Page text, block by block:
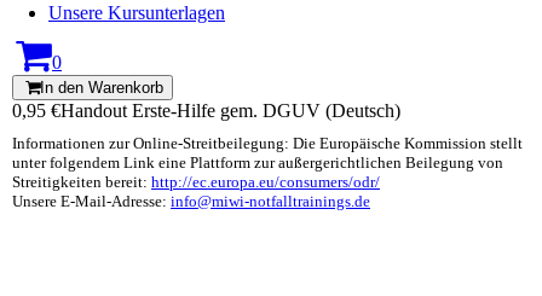
Unsere Kursunterlagen
0
In den Warenkorb
0,95 €Handout Erste-Hilfe gem. DGUV (Deutsch)
Informationen zur Online-Streitbeilegung: Die Europäische Kommission stellt
unter folgendem Link eine Plattform zur außergerichtlichen Beilegung von
Streitigkeiten bereit: http://ec.europa.eu/consumers/odr/
Unsere E-Mail-Adresse: info@miwi-notfalltrainings.de